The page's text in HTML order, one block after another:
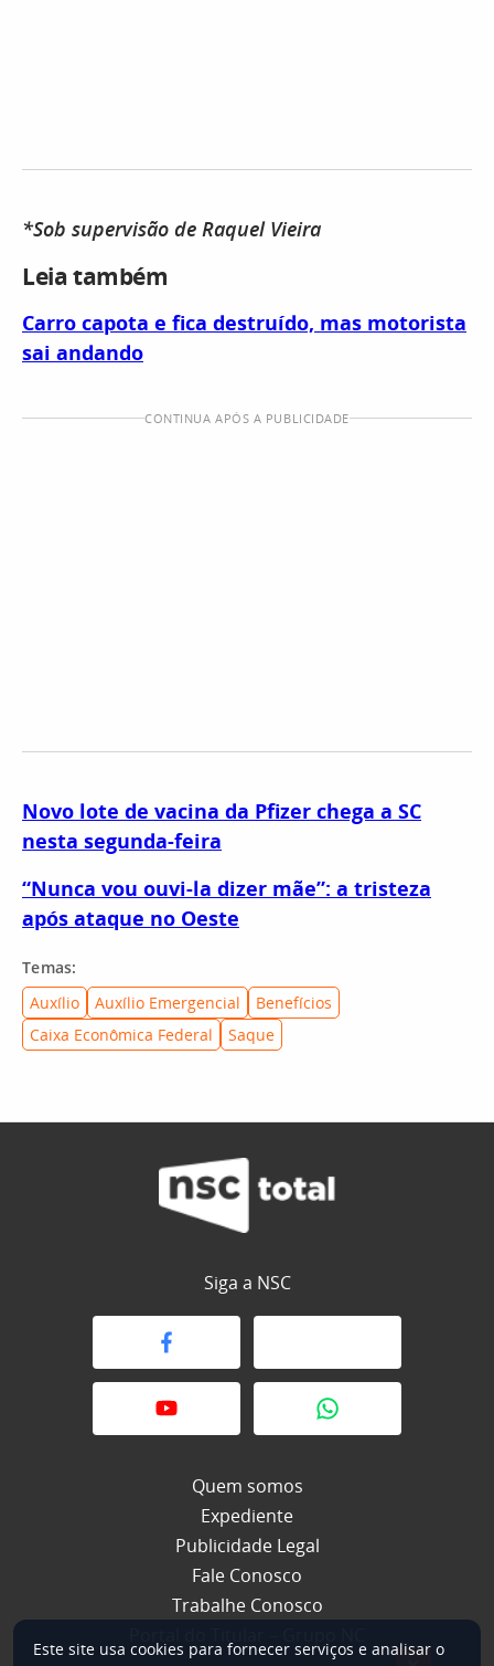
*Sob supervisão de Raquel Vieira
Leia também
Carro capota e fica destruído, mas motorista
sai andando
CONTINUA APÓS A PUBLICIDADE
Novo lote de vacina da Pfizer chega a SC
nesta segunda-feira
“Nunca vou ouvi-la dizer mãe”: a tristeza
após ataque no Oeste
Temas:
Auxílio
Auxílio Emergencial
Benefícios
Caixa Econômica Federal
Saque
Siga a NSC
Quem somos
Expediente
Publicidade Legal
Fale Conosco
Trabalhe Conosco
Este site usa cookies para fornecer serviços e analisar o